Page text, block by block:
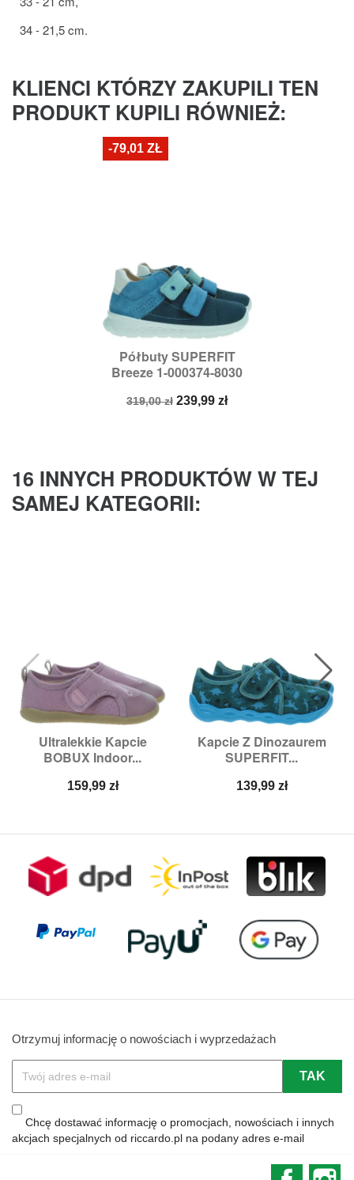
34 - 21,5 cm.
KLIENCI KTÓRZY ZAKUPILI TEN
PRODUKT KUPILI RÓWNIEŻ:
Półbuty SUPERFIT
Breeze 1-000374-8030
Cena
319,00 zł Cena
239,99 zł
-79,01 ZŁ
16 INNYCH PRODUKTÓW W TEJ
SAMEJ KATEGORII:
Ultralekkie Kapcie
BOBUX Indoor...
Cena
159,99 zł
Kapcie Z Dinozaurem
SUPERFIT...
Cena
139,99 zł
Otrzymuj informację o nowościach i wyprzedażach
Chcę dostawać informację o promocjach, nowościach i innych
akcjach specjalnych od riccardo.pl na podany adres e-mail